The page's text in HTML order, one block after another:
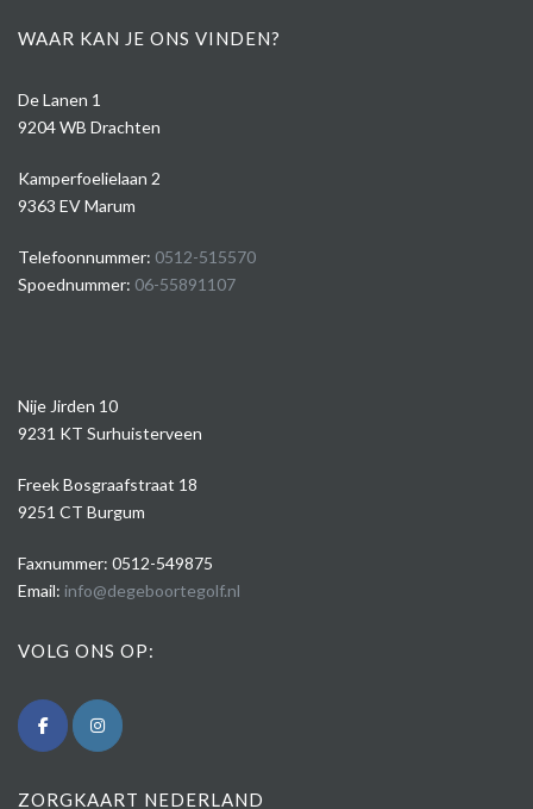
WAAR KAN JE ONS VINDEN?
De Lanen 1
9204 WB Drachten
Kamperfoelielaan 2
9363 EV Marum
Telefoonnummer: 0512-515570
Spoednummer: 06-55891107
Nije Jirden 10
9231 KT Surhuisterveen
Freek Bosgraafstraat 18
9251 CT Burgum
Faxnummer: 0512-549875
Email: info@degeboortegolf.nl
VOLG ONS OP:
ZORGKAART NEDERLAND